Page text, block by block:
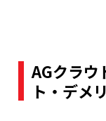
AGクラウ
ト・デメ